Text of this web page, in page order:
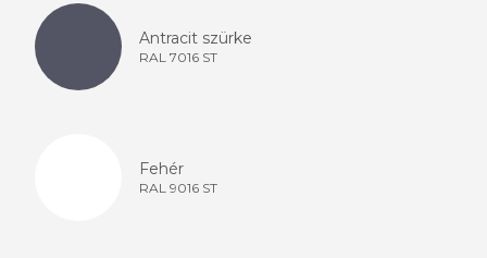
Antracit szürke
RAL 7016 ST
Fehér
RAL 9016 ST